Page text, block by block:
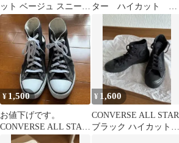
ット ベージュ スニーカ
ー
ター ハイカット キ
ナリ 25.5cm
¥ 1,500
お値下げです。
CONVERSE ALL STAR
ハイカット スニーカ
¥ 1,600
CONVERSE ALL STAR
ブラック ハイカット